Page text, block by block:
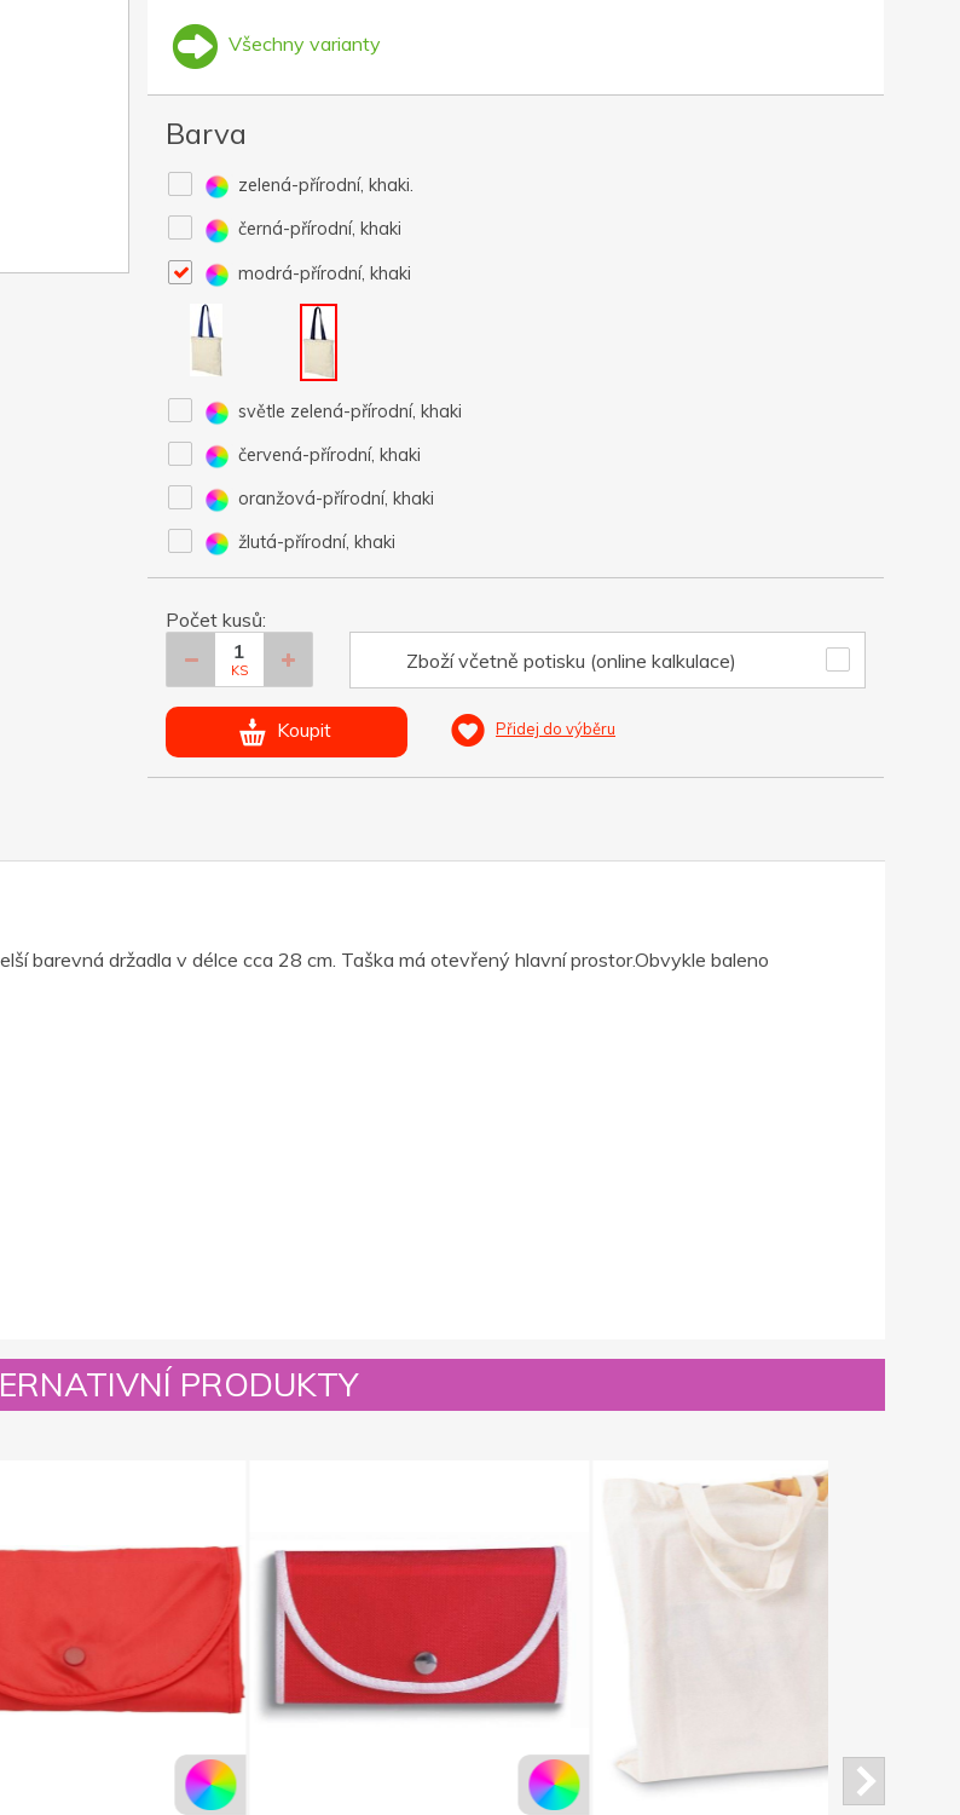
Všechny varianty
Barva
zelená-přírodní, khaki.
černá-přírodní, khaki
modrá-přírodní, khaki
světle zelená-přírodní, khaki
červená-přírodní, khaki
oranžová-přírodní, khaki
žlutá-přírodní, khaki
Počet kusů:
KS Zboží včetně potisku (online kalkulace)
Koupit Přidej do výběru
barevná držadla v délce cca 28 cm. Taška má otevřený hlavní prostor.Obvykle baleno
PRODUKTY